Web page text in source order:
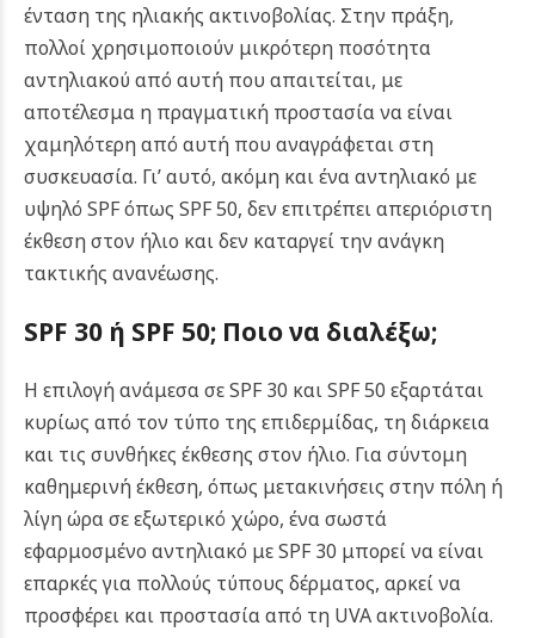
ένταση της ηλιακής ακτινοβολίας. Στην πράξη,
πολλοί χρησιμοποιούν μικρότερη ποσότητα
αντηλιακού από αυτή που απαιτείται, με
αποτέλεσμα η πραγματική προστασία να είναι
χαμηλότερη από αυτή που αναγράφεται στη
συσκευασία. Γι’ αυτό, ακόμη και ένα αντηλιακό με
υψηλό SPF όπως SPF 50, δεν επιτρέπει απεριόριστη
έκθεση στον ήλιο και δεν καταργεί την ανάγκη
τακτικής ανανέωσης.
SPF 30 ή SPF 50; Ποιο να διαλέξω;
Η επιλογή ανάμεσα σε SPF 30 και SPF 50 εξαρτάται
κυρίως από τον τύπο της επιδερμίδας, τη διάρκεια
και τις συνθήκες έκθεσης στον ήλιο. Για σύντομη
καθημερινή έκθεση, όπως μετακινήσεις στην πόλη ή
λίγη ώρα σε εξωτερικό χώρο, ένα σωστά
εφαρμοσμένο αντηλιακό με SPF 30 μπορεί να είναι
επαρκές για πολλούς τύπους δέρματος, αρκεί να
προσφέρει και προστασία από τη UVA ακτινοβολία.